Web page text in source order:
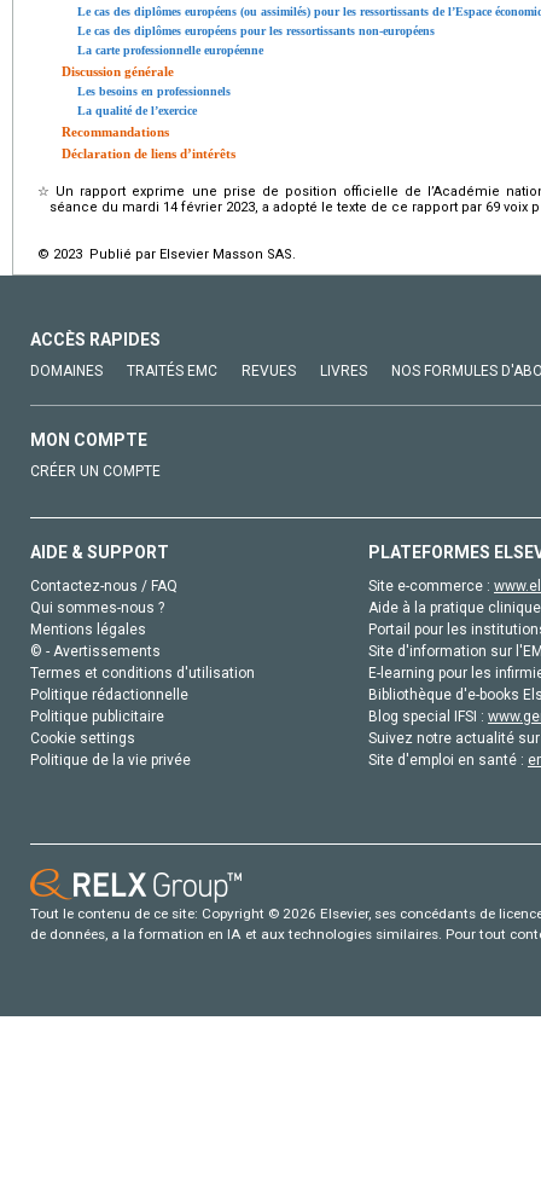
Le cas des diplômes européens (ou assimilés) pour les ressortissants de l’Espace
Le cas des diplômes européens pour les ressortissants non-européens
La carte professionnelle européenne
Discussion générale
Les besoins en professionnels
La qualité de l’exercice
Recommandations
Déclaration de liens d’intérêts
☆ Un rapport exprime une prise de position officielle de l’Académie
séance du mardi 14 février 2023, a adopté le texte de ce rapport par 69 voix
© 2023 Publié par Elsevier Masson SAS.
ACCÈS RAPIDES
DOMAINES TRAITÉS EMC REVUES LIVRES NOS FORMULES
MON COMPTE
CRÉER UN COMPTE
AIDE & SUPPORT
Contactez-nous / FAQ
Qui sommes-nous ?
Mentions légales
© - Avertissements
Termes et conditions d'utilisation
Politique rédactionnelle
Politique publicitaire
Cookie settings
Politique de la vie privée
PLATEFORMES
Site e-commerce :
Aide à la pratique
Portail pour les
Site d'information sur
E-learning pour les
Bibliothèque d'e-books
Blog special IFSI :
Suivez notre actualité
Site d'emploi en santé :
Tout le contenu de ce site: Copyright © 2026 Elsevier, ses concédants de
de données, a la formation en IA et aux technologies similaires. Pour tout